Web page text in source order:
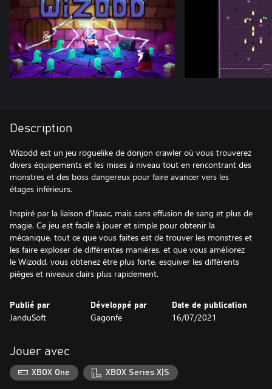
Description
Wizodd est un jeu roguelike de donjon crawler où vous trouverez
divers équipements et les mises à niveau tout en rencontrant des
monstres et des boss dangereux pour faire avancer vers les
étages inférieurs.
Inspiré par la liaison d'Isaac, mais sans effusion de sang et plus de
magie. Ce jeu est facile à jouer et simple pour obtenir la
mécanique, tout ce que vous faites est de trouver les monstres et
les faire exploser de différentes manières, et que vous améliorez
le Wizodd, vous obtenez être plus forte, esquiver les différents
pièges et niveaux clairs plus rapidement.
Publié par
JanduSoft
Développé par
Gagonfe
Date de publication
16/07/2021
Jouer avec
XBOX One XBOX Series X|S